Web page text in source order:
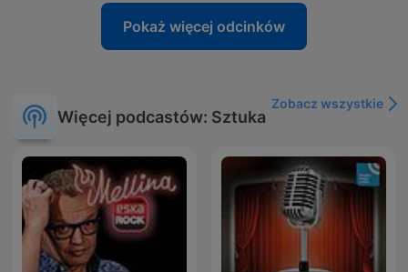
Pokaż więcej odcinków
Więcej podcastów: Sztuka
Zobacz wszystkie